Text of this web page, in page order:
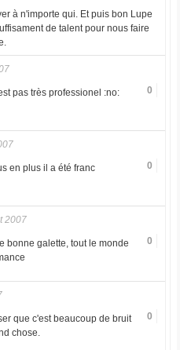
à n'importe qui. Et puis bon Lupe
de talent pour nous faire
0
pas très professionel :no:
0
en plus il a été franc
2007
0
bonne galette, tout le monde
0
que c'est beaucoup de bruit
chose.